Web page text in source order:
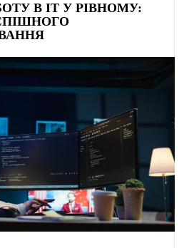
В ІТ У РІВНОМУ: